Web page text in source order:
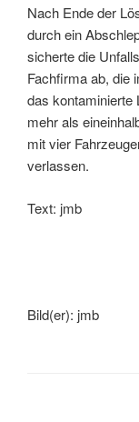
Nach Ende der
durch ein
sicherte die
Fachfirma ab, die
das kontaminierte
mehr als
mit vier
verlassen.
Text: jmb
Bild(er): jmb